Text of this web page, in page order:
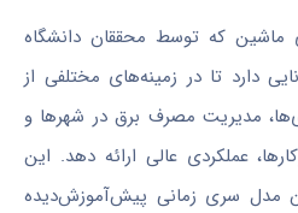
ماشین که توسط محققان دانشگاه
دارد تا در زمینه‌های مختلفی از
مدیریت مصرف برق در شهرها و
عملکردی عالی ارائه دهد. این
مدل سری زمانی پیش‌آموزش‌دیده